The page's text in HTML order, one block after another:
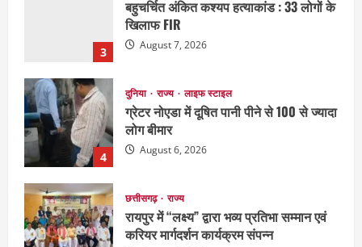
4
ग्रेटर नोएडा में दूषित पानी पीने से 100 से ज्यादा
लोग बीमार
August 6, 2026
5
छत्तीसगढ़ राज्य
रायपुर में “लक्ष्य” द्वारा भव्य प्रतिभा सम्मान एवं
करियर मार्गदर्शन कार्यक्रम संपन्न
August 5, 2026
अपराध छत्तीसगढ़
बहन ने कारोबारी भाई पर लगाया करोड़ों रुपये
की धोखाधड़ी का आरोप